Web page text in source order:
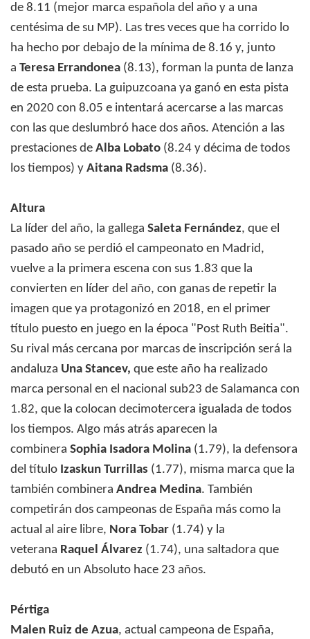
de 8.11 (mejor marca española del año y a una
centésima de su MP). Las tres veces que ha corrido lo
ha hecho por debajo de la mínima de 8.16 y, junto
a Teresa Errandonea (8.13), forman la punta de lanza
de esta prueba. La guipuzcoana ya ganó en esta pista
en 2020 con 8.05 e intentará acercarse a las marcas
con las que deslumbró hace dos años. Atención a las
prestaciones de Alba Lobato (8.24 y décima de todos
los tiempos) y Aitana Radsma (8.36).
Altura
La líder del año, la gallega Saleta Fernández, que el
pasado año se perdió el campeonato en Madrid,
vuelve a la primera escena con sus 1.83 que la
convierten en líder del año, con ganas de repetir la
imagen que ya protagonizó en 2018, en el primer
título puesto en juego en la época "Post Ruth Beitia".
Su rival más cercana por marcas de inscripción será la
andaluza Una Stancev, que este año ha realizado
marca personal en el nacional sub23 de Salamanca con
1.82, que la colocan decimotercera igualada de todos
los tiempos. Algo más atrás aparecen la
combinera Sophia Isadora Molina (1.79), la defensora
del título Izaskun Turrillas (1.77), misma marca que la
también combinera Andrea Medina. También
competirán dos campeonas de España más como la
actual al aire libre, Nora Tobar (1.74) y la
veterana Raquel Álvarez (1.74), una saltadora que
debutó en un Absoluto hace 23 años.
Pértiga
Malen Ruiz de Azua, actual campeona de España,